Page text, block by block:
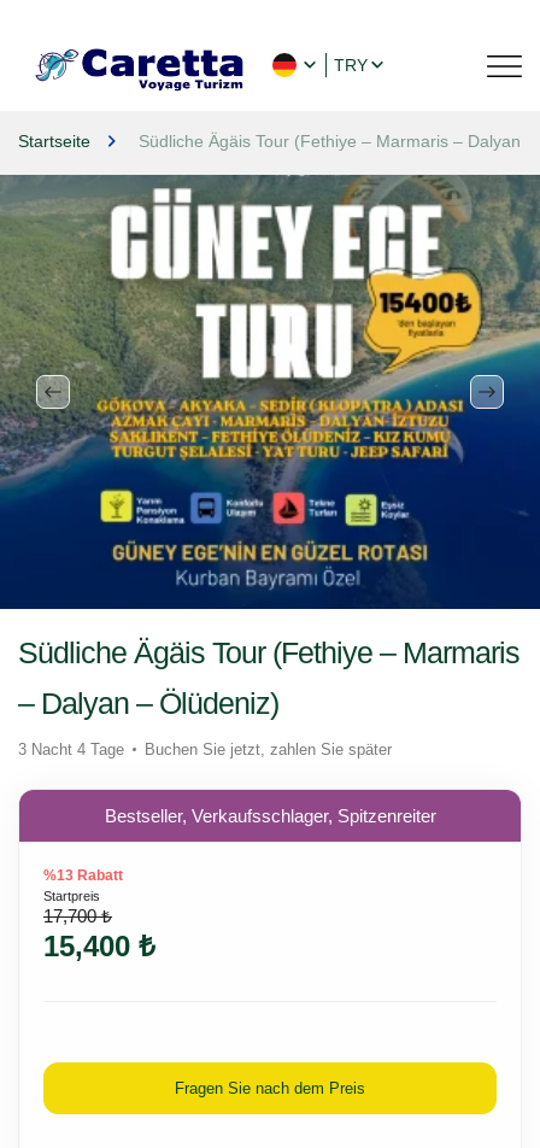
TRY
Startseite Südliche Ägäis Tour (Fethiye – Marmaris – Dalyan
Südliche Ägäis Tour (Fethiye – Marmaris
– Dalyan – Ölüdeniz)
3 Nacht 4 Tage Buchen Sie jetzt, zahlen Sie später
Bestseller, Verkaufsschlager, Spitzenreiter
%13 Rabatt
Startpreis
17,700 ₺
15,400 ₺
Fragen Sie nach dem Preis